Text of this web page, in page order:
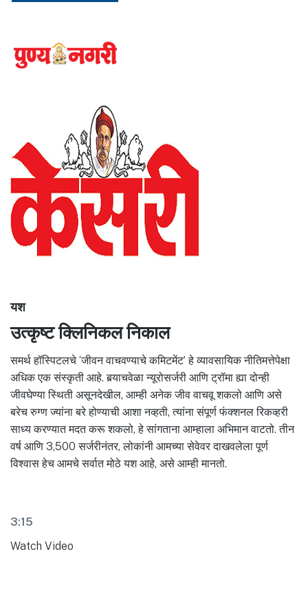
यश
उत्कृष्ट क्लिनिकल निकाल
समर्थ हॉस्पिटलचे ‘जीवन वाचवण्याचे कमिटमेंट’ हे व्यावसायिक नीतिमत्तेपेक्षा
अधिक एक संस्कृती आहे. बर्‍याचवेळा न्यूरोसर्जरी आणि ट्रॉमा ह्या दोन्ही
जीवघेण्या स्थिती असूनदेखील, आम्ही अनेक जीव वाचवू शकलो आणि असे
बरेच रुग्ण ज्यांना बरे होण्याची आशा नव्हती, त्यांना संपूर्ण फंक्शनल रिकव्हरी
साध्य करण्यात मदत करू शकलो, हे सांगताना आम्हाला अभिमान वाटतो. तीन
वर्ष आणि 3,500 सर्जरीनंतर, लोकांनी आमच्या सेवेवर दाखवलेला पूर्ण
विश्वास हेच आमचे सर्वात मोठे यश आहे, असे आम्ही मानतो.
3:15
Watch Video